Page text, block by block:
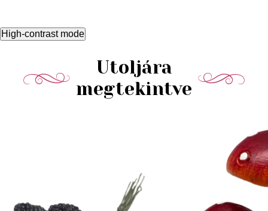
High-contrast mode
Utoljára
megtekintve